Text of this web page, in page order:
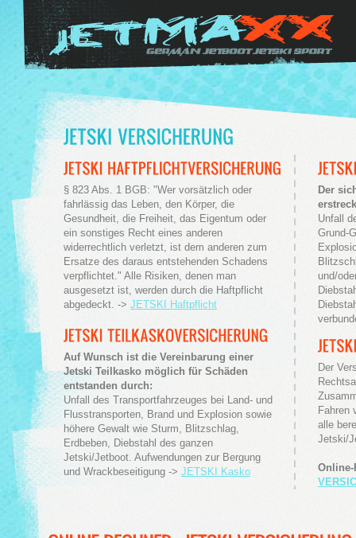
§ 823 Abs. 1 BGB: "Wer vorsätzlich oder
fahrlässig das Leben, den Körper, die
Gesundheit, die Freiheit, das Eigentum oder
ein sonstiges Recht eines anderen
widerrechtlich verletzt, ist dem anderen zum
Ersatze des daraus entstehenden Schadens
verpflichtet." Alle Risiken, denen man
ausgesetzt ist, werden durch die Haftpflicht
abgedeckt. -> JETSKI Haftpflicht
Auf Wunsch ist die Vereinbarung einer
Jetski Teilkasko möglich für Schäden
entstanden durch:
Unfall des Transportfahrzeuges bei Land- und
Flusstransporten, Brand und Explosion sowie
höhere Gewalt wie Sturm, Blitzschlag,
Erdbeben, Diebstahl des ganzen
Jetski/Jetboot. Aufwendungen zur Bergung
und Wrackbeseitigung -> JETSKI Kasko
Der
Unfall
Grund-
und/
Der
Fahren
alle
Jetski/